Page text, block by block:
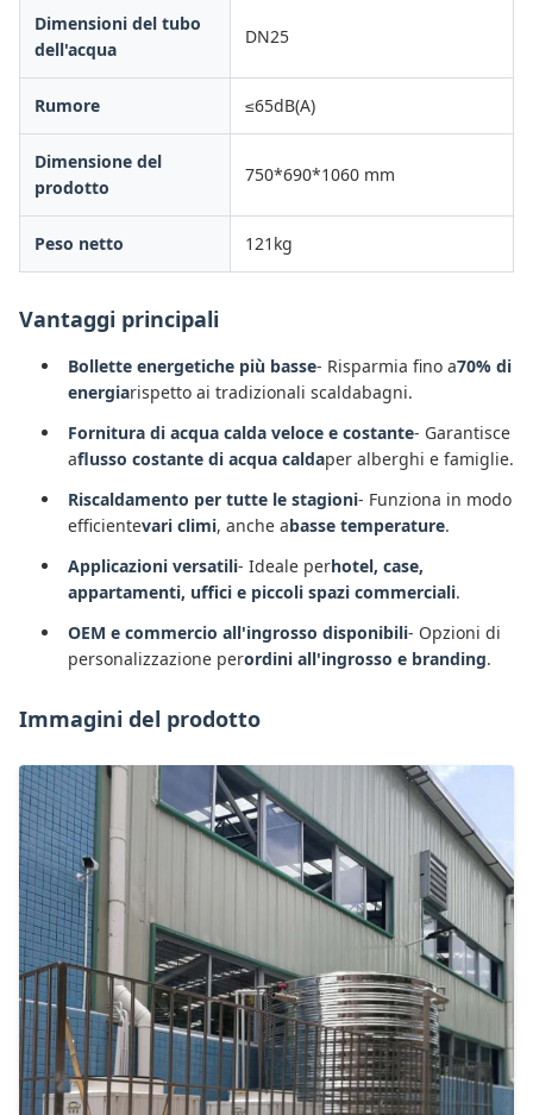
Dimensioni del tubo
dell'acqua
DN25
Rumore ≤65dB(A)
Dimensione del
prodotto
750*690*1060 mm
Peso netto 121kg
Vantaggi principali
Bollette energetiche più basse- Risparmia fino a70% di
energiarispetto ai tradizionali scaldabagni.
Fornitura di acqua calda veloce e costante- Garantisce
aflusso costante di acqua caldaper alberghi e famiglie.
Riscaldamento per tutte le stagioni- Funziona in modo
efficientevari climi, anche abasse temperature.
Applicazioni versatili- Ideale perhotel, case,
appartamenti, uffici e piccoli spazi commerciali.
OEM e commercio all'ingrosso disponibili- Opzioni di
personalizzazione perordini all'ingrosso e branding.
Immagini del prodotto